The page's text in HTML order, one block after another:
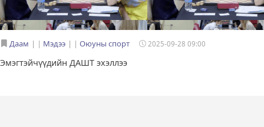
Даам | Мэдээ | Оюуны спорт 2025-09-28 09:00
Эмэгтэйчүүдийн ДАШТ эхэллээ